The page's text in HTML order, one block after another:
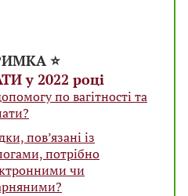
⭐️
у 2022 році
по вагітності та
пов’язані із
потрібно
чи